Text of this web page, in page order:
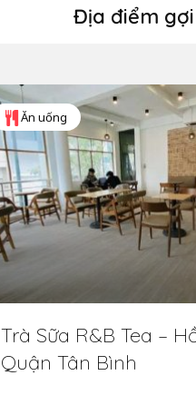
Địa điểm
Ăn uống
Trà Sữa R&B Tea –
Quận Tân Bình